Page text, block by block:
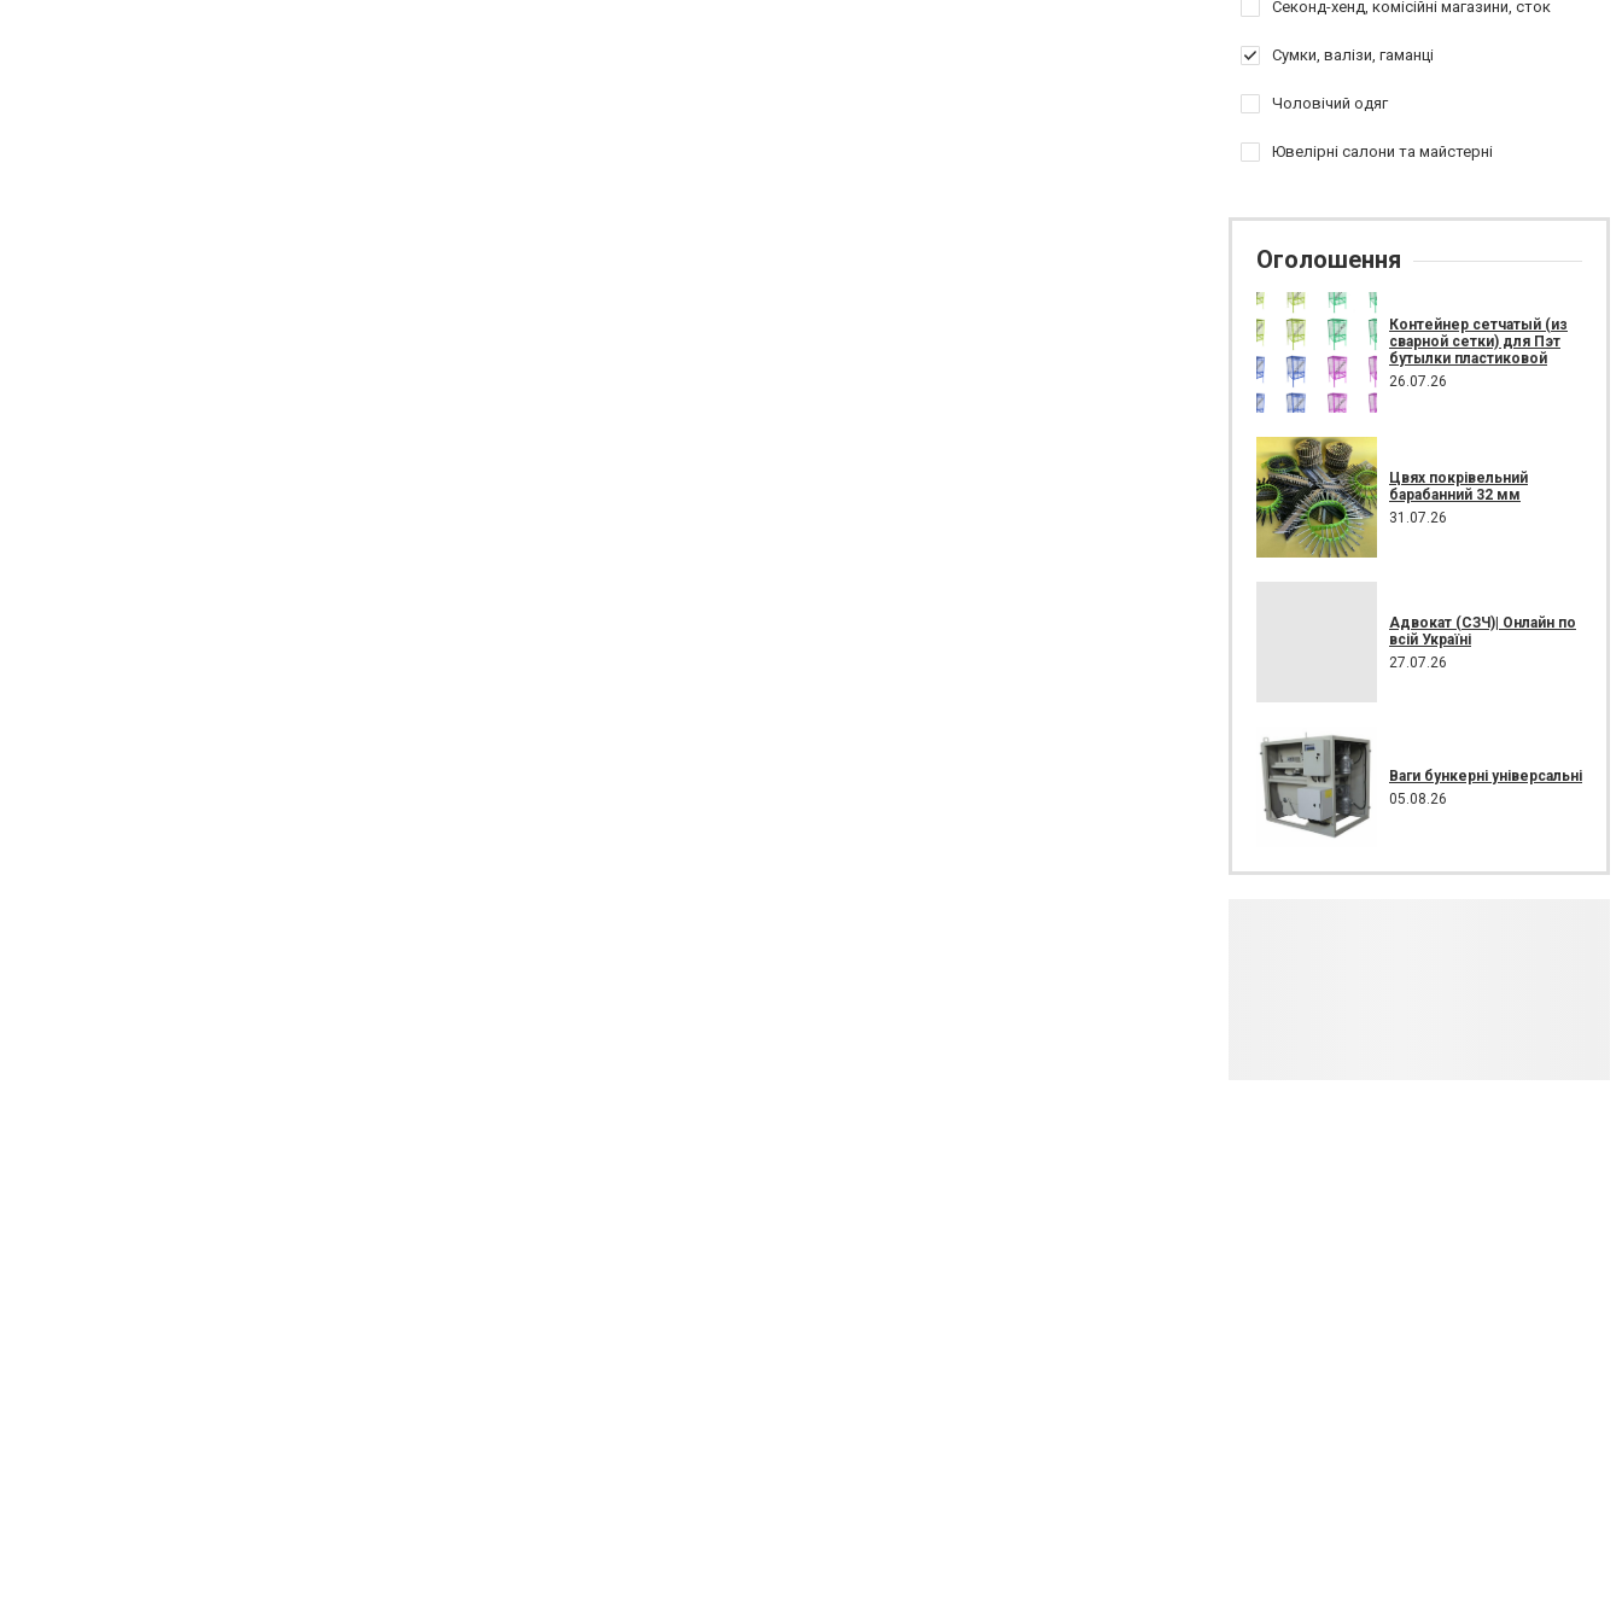
Секонд-хенд, комісійні магазини, сток
Сумки, валізи, гаманці
Чоловічий одяг
Ювелірні салони та майстерні
Оголошення
Контейнер сетчатый (из
сварной сетки) для Пэт
бутылки пластиковой
26.07.26
Цвях покрівельний
барабанний 32 мм
31.07.26
Адвокат (СЗЧ)| Онлайн по
всій Україні
27.07.26
Ваги бункерні універсальні
05.08.26